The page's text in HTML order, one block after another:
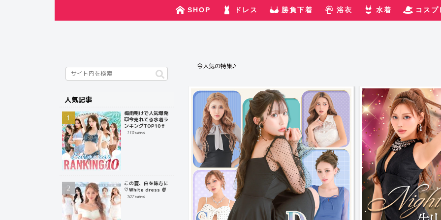
SHOP ドレス 勝負下着 浴衣 水着 コスプ
今人気の特集♪
人気記事
梅雨明けで人気爆発
💥今売れてる水着ラ
ンキングTOP10👙
110 views
この夏、白を味方に
♡White dress 🍨
107 views